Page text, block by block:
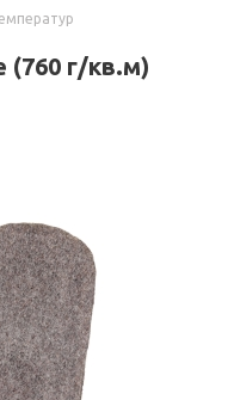
(760 г/кв.м)